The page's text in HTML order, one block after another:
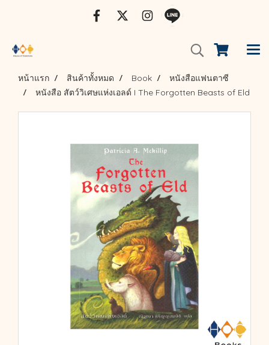
หน้าแรก สินค้าทั้งหมด Book
หนังสือแฟนตาซี
หนังสือ สัตว์วิเศษแห่งเอลด์ I The Forgotten Beasts of Eld